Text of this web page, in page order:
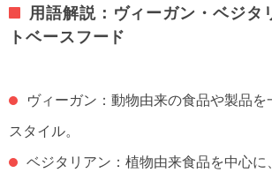
用語解説：ヴィーガン・ベジタ
トベースフード
ヴィーガン：動物由来の食品や製品
スタイル。
ベジタリアン：植物由来食品を中心